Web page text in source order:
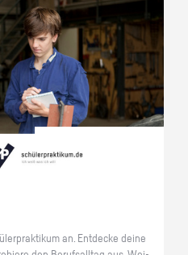
an. Ent­de­cke deine